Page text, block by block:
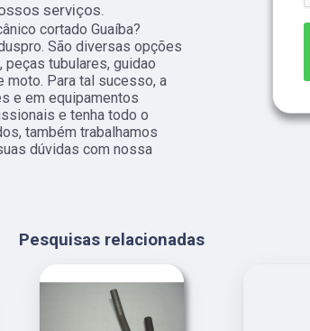
serviços.
cortado Guaíba?
São diversas opções
tubulares, guidao
moto. Para tal sucesso, a
e em equipamentos
e tenha todo o
também trabalhamos
dúvidas com nossa
Pesquisas relacionadas